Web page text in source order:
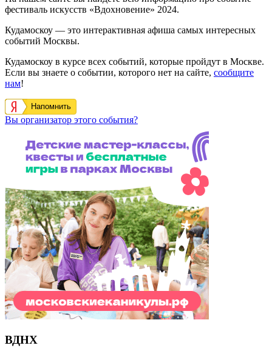
фестиваль искусств «Вдохновение» 2024.
Кудамоскоу — это интерактивная афиша самых интересных
событий Москвы.
Кудамоскоу в курсе всех событий, которые пройдут в Москве.
Если вы знаете о событии, которого нет на сайте, сообщите
нам!
Напомнить
Вы организатор этого события?
ВДНХ